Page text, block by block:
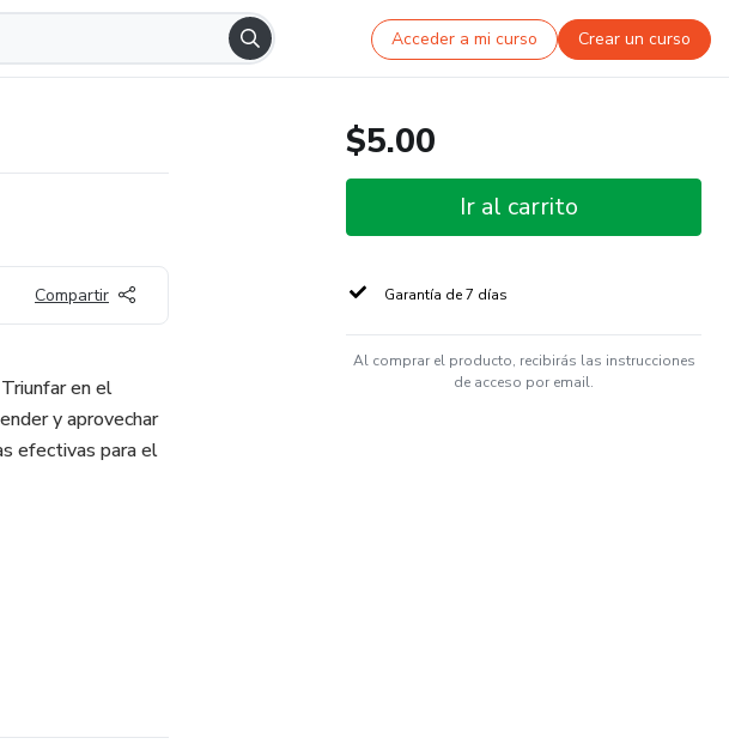
Acceder a mi curso Crear un curso
Compartir
en el
y aprovechar
efectivas para el
$5.00
Ir al carrito
Garantía de 7 días
Al comprar el producto, recibirás las instrucciones
de acceso por email.